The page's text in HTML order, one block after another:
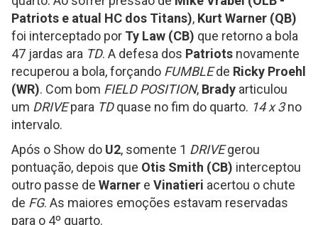
Patriots e atual HC dos Titans), Kurt Warner (QB)
foi interceptado por Ty Law (CB) que retorno a bola
47 jardas ara TD. A defesa dos Patriots novamente
recuperou a bola, forçando FUMBLEde Ricky Proehl
(WR). Com bom FIELD POSITION, Brady articulou
um DRIVEpara TDquase no fim do quarto. 14 x 3no
intervalo.
Após o Show do U2, somente 1 DRIVEgerou
pontuação, depois que Otis Smith (CB) interceptou
outro passe de Warner e Vinatieri acertou o chute
de FG. As maiores emoções estavam reservadas
para o 4º quarto.